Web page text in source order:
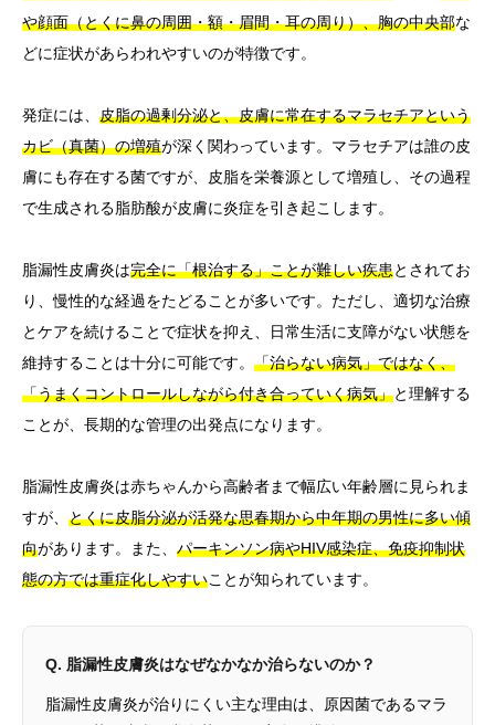
や顔面（とくに鼻の周囲・額・眉間・耳の周り）、胸の中央部な
どに症状があらわれやすいのが特徴です。
発症には、 皮脂の過剰分泌と、皮膚に常在するマラセチアという
カビ（真菌）の増殖が深く関わっています。マラセチアは誰の皮
膚にも存在する菌ですが、皮脂を栄養源として増殖し、その過程
で生成される脂肪酸が皮膚に炎症を引き起こします。
脂漏性皮膚炎は完全に「根治する」ことが難しい疾患とされてお
り、慢性的な経過をたどることが多いです。ただし、適切な治療
とケアを続けることで症状を抑え、日常生活に支障がない状態を
維持することは十分に可能です。 「治らない病気」ではなく、
「うまくコントロールしながら付き合っていく病気」と理解する
ことが、長期的な管理の出発点になります。
脂漏性皮膚炎は赤ちゃんから高齢者まで幅広い年齢層に見られま
すが、 とくに皮脂分泌が活発な思春期から中年期の男性に多い傾
向があります。また、 パーキンソン病やHIV感染症、免疫抑制状
態の方では重症化しやすいことが知られています。
Q. 脂漏性皮膚炎はなぜなかなか治らないのか？
脂漏性皮膚炎が治りにくい主な理由は、原因菌であるマラ